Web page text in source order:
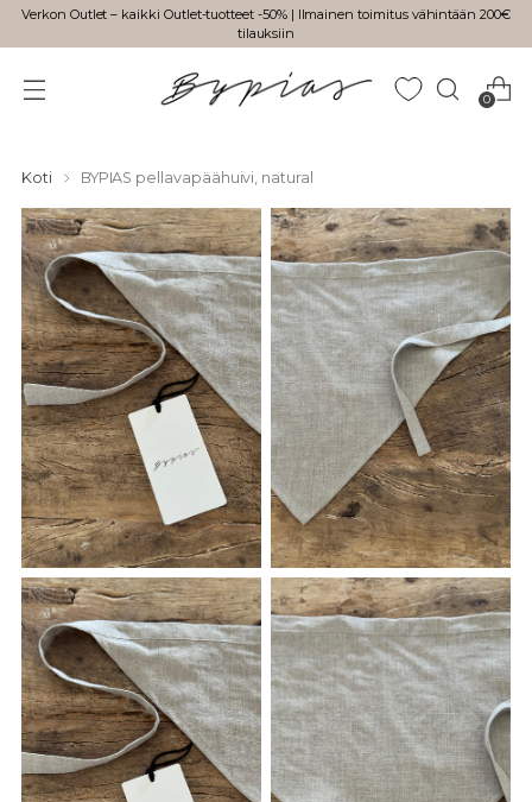
Verkon Outlet – kaikki Outlet-tuotteet -50% | Ilmainen toimitus vähintään 200€
tilauksiin
0
Koti BYPIAS pellavapäähuivi, natural